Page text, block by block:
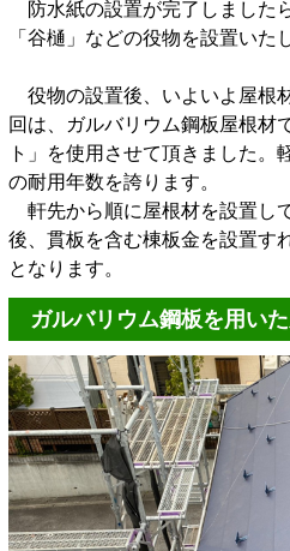
防水紙の設置が完了しました
「谷樋」などの役物を設置いた
役物の設置後、いよいよ屋根
回は、ガルバリウム鋼板屋根材
ト」を使用させて頂きました。
の耐用年数を誇ります。
軒先から順に屋根材を設置し
後、貫板を含む棟板金を設置す
となります。
ガルバリウム鋼板を用い